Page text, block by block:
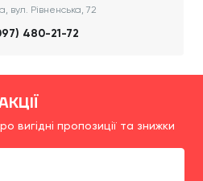
вул. Рівненська, 72
480-21-72
вигідні пропозиції та знижки